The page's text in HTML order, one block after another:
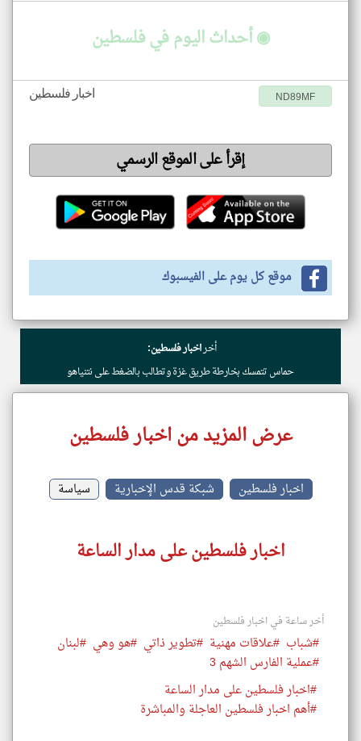
◉ أحداث اليوم في فلسطين
اخبار فلسطين ND89MF
إقرأ على الموقع الرسمي
موقع كل يوم على الفيسبوك
أخراخبار فلسطين:
حماس تتمسك بخارطة طريق غزة وتطالب بالضغط على نتنياهو
عرض المزيد من اخبار فلسطين
اخبار فلسطين شبكة قدس الإخبارية سياسة
اخبار فلسطين على مدار الساعة
أخر ساعة في اخبار فلسطين
#شباب #علاقات مهنية #تطوير ذاتي #هو وهي #لبنان
#عملية الفارس الشهم 3
#اخبار فلسطين على مدار الساعة
#أهم اخبار فلسطين العاجلة والمباشرة